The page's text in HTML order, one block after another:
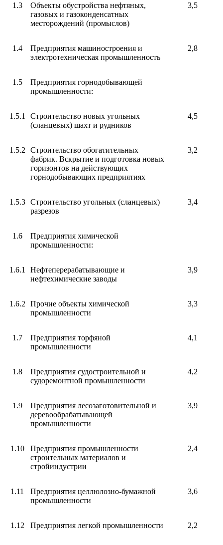
1.3
Объекты обустройства нефтяных,
газовых и газоконденсатных
месторождений (промыслов)
3,5
1.4
Предприятия машиностроения и
электротехническая промышленность
2,8
1.5
Предприятия горнодобывающей
промышленности:
1.5.1
Строительство новых угольных
(сланцевых) шахт и рудников
4,5
1.5.2
Строительство обогатительных
фабрик. Вскрытие и подготовка новых
горизонтов на действующих
горнодобывающих предприятиях
3,2
1.5.3
Строительство угольных (сланцевых)
разрезов
3,4
1.6
Предприятия химической
промышленности:
1.6.1
Нефтеперерабатывающие и
нефтехимические заводы
3,9
1.6.2
Прочие объекты химической
промышленности
3,3
1.7
Предприятия торфяной
промышленности
4,1
1.8
Предприятия судостроительной и
судоремонтной промышленности
4,2
1.9
Предприятия лесозаготовительной и
деревообрабатывающей
промышленности
3,9
1.10
Предприятия промышленности
строительных материалов и
стройиндустрии
2,4
1.11
Предприятия целлюлозно-бумажной
промышленности
3,6
1.12 Предприятия легкой промышленности 2,2